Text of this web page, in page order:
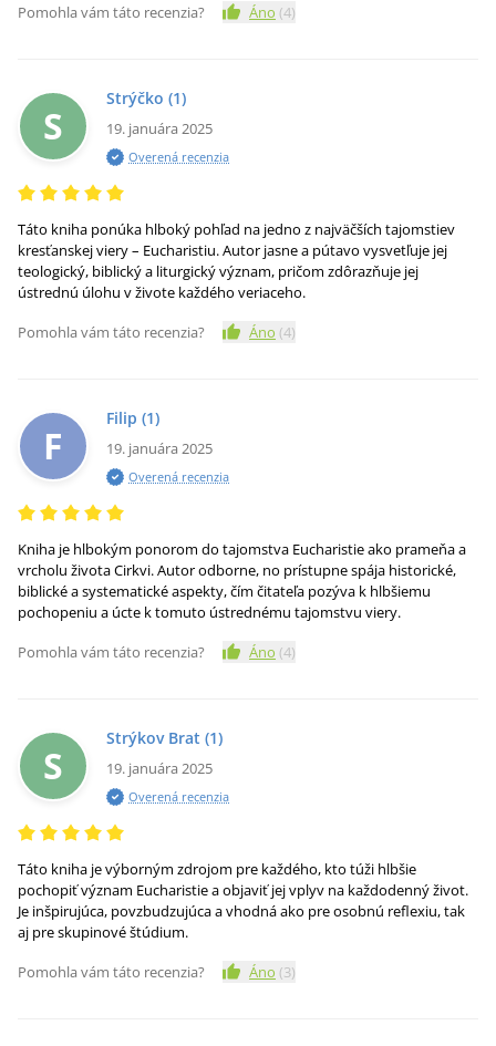
Pomohla vám táto recenzia? Áno (4)
S
Strýčko (1)
19. januára 2025
Overená recenzia
Táto kniha ponúka hlboký pohľad na jedno z najväčších tajomstiev
kresťanskej viery – Eucharistiu. Autor jasne a pútavo vysvetľuje jej
teologický, biblický a liturgický význam, pričom zdôrazňuje jej
ústrednú úlohu v živote každého veriaceho.
Pomohla vám táto recenzia?
Áno (4)
F
Filip (1)
19. januára 2025
Overená recenzia
Kniha je hlbokým ponorom do tajomstva Eucharistie ako prameňa a
vrcholu života Cirkvi. Autor odborne, no prístupne spája historické,
biblické a systematické aspekty, čím čitateľa pozýva k hlbšiemu
pochopeniu a úcte k tomuto ústrednému tajomstvu viery.
Pomohla vám táto recenzia?
Áno (4)
S
Strýkov Brat (1)
19. januára 2025
Overená recenzia
Táto kniha je výborným zdrojom pre každého, kto túži hlbšie
pochopiť význam Eucharistie a objaviť jej vplyv na každodenný život.
Je inšpirujúca, povzbudzujúca a vhodná ako pre osobnú reflexiu, tak
aj pre skupinové štúdium.
Pomohla vám táto recenzia?
Áno (3)